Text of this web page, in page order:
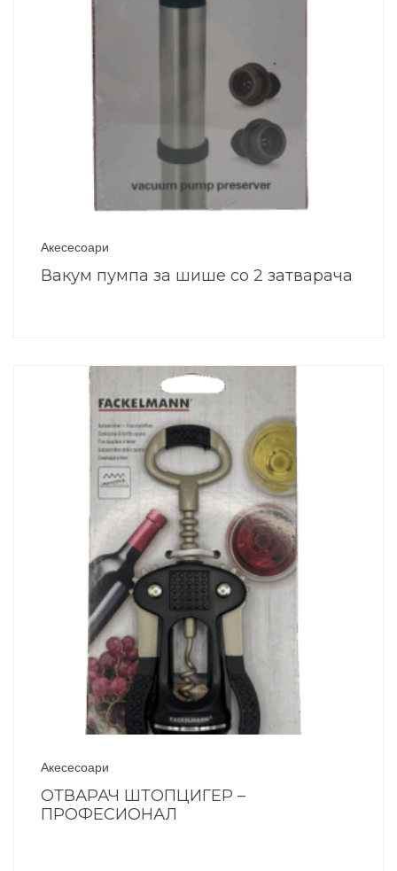
Акесесоари
Вакум пумпа за шише со 2 затварача
Акесесоари
ОТВАРАЧ ШТОПЦИГЕР –
ПРОФЕСИОНАЛ